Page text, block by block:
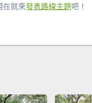
在就來發表路線主題吧！